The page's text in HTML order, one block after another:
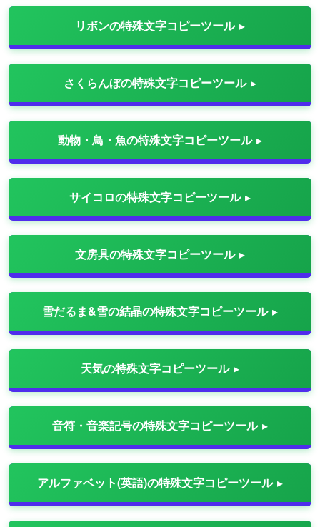
リボンの特殊文字コピーツール
さくらんぼの特殊文字コピーツール
動物・鳥・魚の特殊文字コピーツール
サイコロの特殊文字コピーツール
文房具の特殊文字コピーツール
雪だるま&雪の結晶の特殊文字コピーツール
天気の特殊文字コピーツール
音符・音楽記号の特殊文字コピーツール
アルファベット(英語)の特殊文字コピーツール